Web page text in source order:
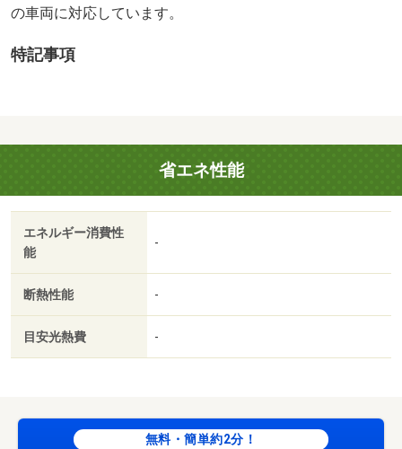
の車両に対応しています。
特記事項
省エネ性能
エネルギー消費性
能
-
断熱性能 -
目安光熱費 -
無料・簡単約2分！